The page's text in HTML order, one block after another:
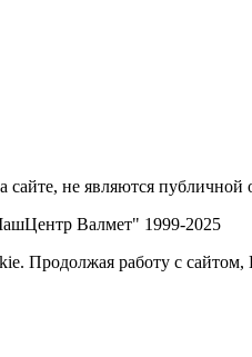
не являются публичной
Валмет" 1999-2025
Продолжая работу с